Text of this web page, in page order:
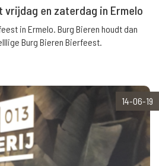
vrijdag en zaterdag in Ermelo
in Ermelo. Burg Bieren houdt dan
Burg Bieren Bierfeest.
14-06-19